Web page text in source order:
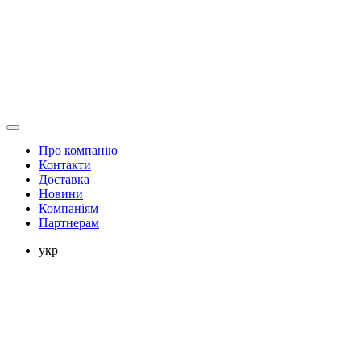
Про компанію
Контакти
Доставка
Новини
Компаніям
Партнерам
укр